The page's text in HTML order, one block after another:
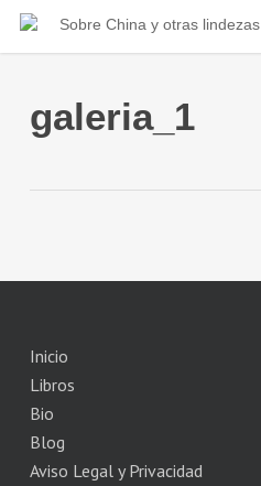
Skip
main
Sobre China y otras lindezas
galeria_1
Inicio
Libros
Bio
Blog
Aviso Legal y Privacidad